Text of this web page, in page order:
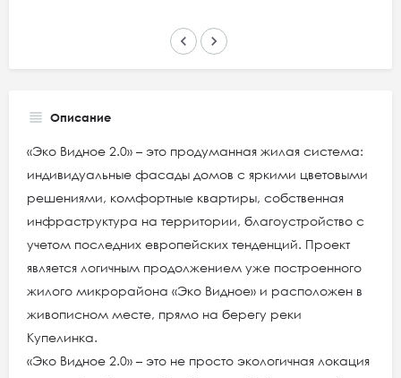
keyboard_arrow_left keyboard_arrow_right
Описание
«Эко Видное 2.0» – это продуманная жилая система:
индивидуальные фасады домов с яркими цветовыми
решениями, комфортные квартиры, собственная
инфраструктура на территории, благоустройство с
учетом последних европейских тенденций. Проект
является логичным продолжением уже построенного
жилого микрорайона «Эко Видное» и расположен в
живописном месте, прямо на берегу реки
Купелинка.
«Эко Видное 2.0» – это не просто экологичная локация